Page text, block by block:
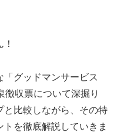
グッドマンサービス
徴収票について深掘り
と比較しながら、その特
を徹底解説していきま